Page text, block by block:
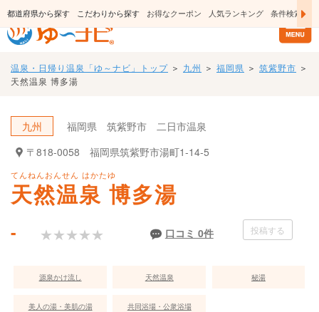
日帰り温泉・スーパー銭湯のおすすめ温泉情報
都道府県から探す こだわりから探す お得なクーポン 人気ランキング 条件検索
温泉・日帰り温泉「ゆ～ナビ」トップ ＞ 九州 ＞ 福岡県 ＞ 筑紫野市 ＞
天然温泉 博多湯
九州 福岡県 筑紫野市
二日市温泉
〒818-0058
福岡県筑紫野市湯町1-14-5
てんねんおんせん はかたゆ
天然温泉 博多湯
- ★★★★★
★★★★★ 口コミ 0件 投稿する
源泉かけ流し 天然温泉 秘湯
美人の湯・美肌の湯 共同浴場・公衆浴場